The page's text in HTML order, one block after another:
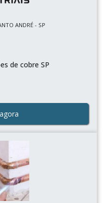
ANDRÉ - SP
de cobre SP